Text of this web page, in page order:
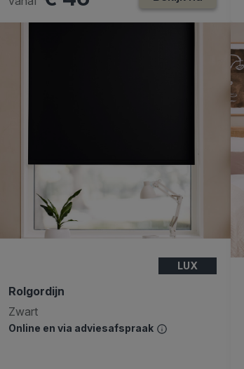
LUX
Rolgordijn
Zwart
Online en via adviesafspraak